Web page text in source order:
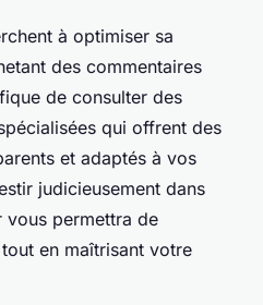
à optimiser sa
des commentaires
de consulter des
qui offrent des
et adaptés à vos
judicieusement dans
vous permettra de
en maîtrisant votre